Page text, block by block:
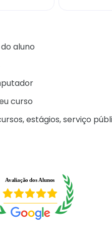
aluno
curso
estágios, serviço